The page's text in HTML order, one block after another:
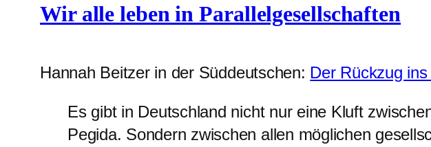
Wir alle leben in Parallelgesellschaften
Hannah Beitzer in der Süddeutschen: Der Rückzug
Es gibt in Deutschland nicht nur eine Kluft
Pegida. Sondern zwischen allen möglichen